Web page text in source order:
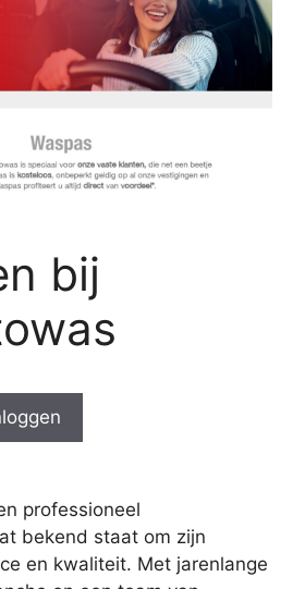
bij
professioneel
bekend staat om zijn
en kwaliteit. Met jarenlange